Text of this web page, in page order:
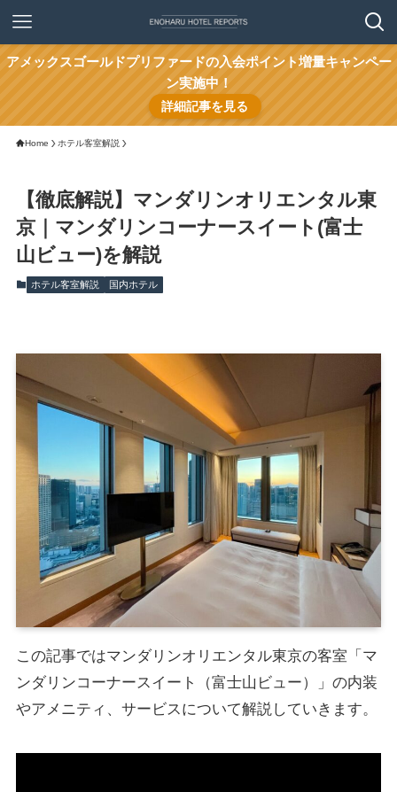
アメックスゴールドプリファードの入会ポイント増量キャンペー
ン実施中！
詳細記事を見る
Home ホテル客室解説
【徹底解説】マンダリンオリエンタル東
京｜マンダリンコーナースイート(富士
山ビュー)を解説
ホテル客室解説 国内ホテル
この記事ではマンダリンオリエンタル東京の客室「マ
ンダリンコーナースイート（富士山ビュー）」の内装
やアメニティ、サービスについて解説していきます。